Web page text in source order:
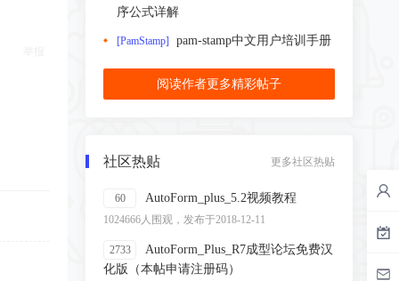
序公式详解
[PamStamp] pam-stamp中文用户培训手册
阅读作者更多精彩帖子
社区热贴 更多社区热贴
60 AutoForm_plus_5.2视频教程
1024666人围观，发布于2018-12-11
2733
AutoForm_Plus_R7成型论坛免费汉
化版（本帖申请注册码）